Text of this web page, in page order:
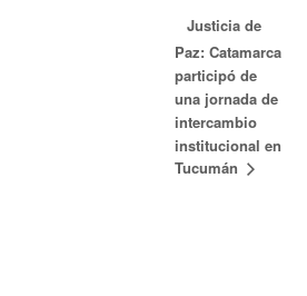
Justicia de
Paz: Catamarca
participó de
una jornada de
intercambio
institucional en
Tucumán